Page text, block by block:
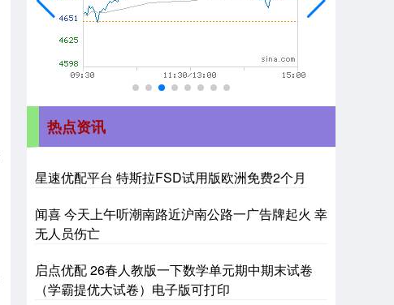
热点资讯
星速优配平台 特斯拉FSD试用版欧洲免费2个月
闻喜 今天上午听潮南路近沪南公路一广告牌起火 幸
无人员伤亡
启点优配 26春人教版一下数学单元期中期末试卷
（学霸提优大试卷）电子版可打印